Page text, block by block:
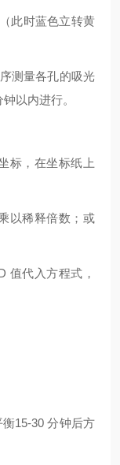
此时蓝色立转黄
测量各孔的吸光
以内进行。
标，在坐标纸上
以稀释倍数；或
值代入方程式，
15-30 分钟后方